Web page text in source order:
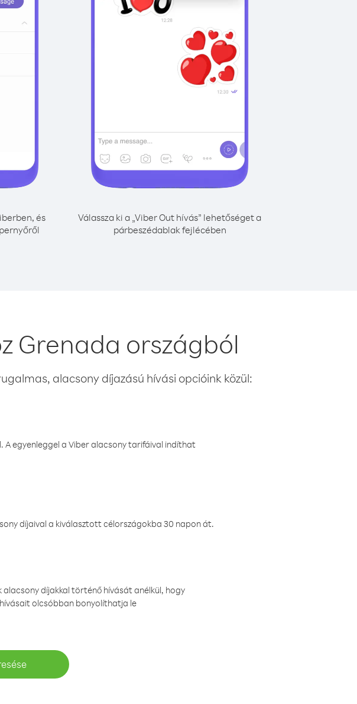
és
Válassza ki a „Viber Out hívás” lehetőséget a
párbeszédablak fejlécében
Grenada országból
alacsony díjazású hívási opcióink közül:
A egyenleggel a Viber alacsony tarifáival indíthat
díjaival a kiválasztott célországokba 30 napon át.
díjakkal történő hívását anélkül, hogy
olcsóbban bonyolíthatja le